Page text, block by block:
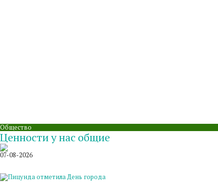
Общество
Ценности у нас общие
07-08-2026